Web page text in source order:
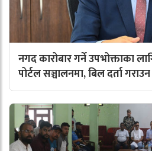
नगद कारोबार गर्ने उपभोक्ताका
पोर्टल सञ्चालनमा, बिल दर्ता